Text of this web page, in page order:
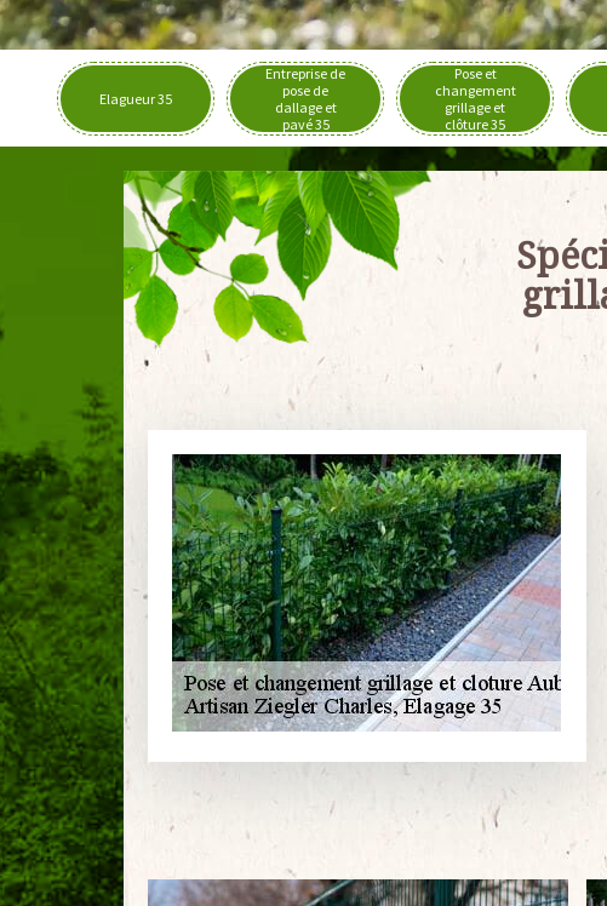
Elagueur 35
Entreprise de
pose de
dallage et
pavé 35
Pose et
changement
grillage et
clôture 35